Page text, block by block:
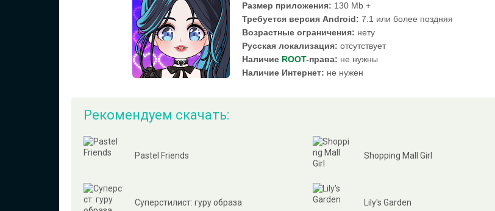
Размер приложения: 130 Mb +
Требуется версия Android: 7.1 или более поздняя
Возрастные ограничения: нету
Русская локализация: отсутствует
Наличие ROOT-права: не нужны
Наличие Интернет: не нужен
Рекомендуем скачать:
Pastel Friends Shopping Mall Girl
Суперстилист: гуру образа Lily's Garden